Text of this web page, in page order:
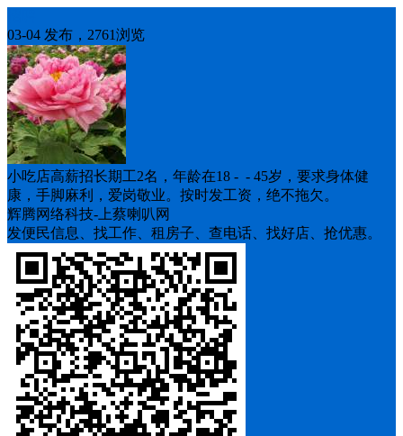
03-04 发布，2761浏览
小吃店高薪招长期工2名，年龄在18 - - 45岁，要求身体健
康，手脚麻利，爱岗敬业。按时发工资，绝不拖欠。
辉腾网络科技-上蔡喇叭网
发便民信息、找工作、租房子、查电话、找好店、抢优惠。